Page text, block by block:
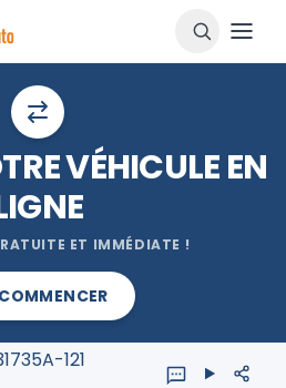
VÉHICULE EN
ET IMMÉDIATE !
COMMENCER
121